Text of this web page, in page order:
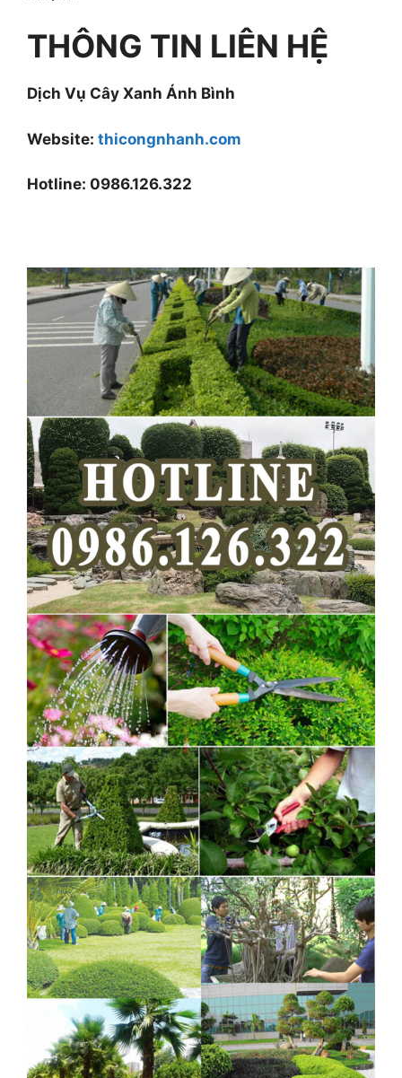
THÔNG TIN LIÊN HỆ
Dịch Vụ Cây Xanh Ánh Bình
Website: thicongnhanh.com
Hotline: 0986.126.322